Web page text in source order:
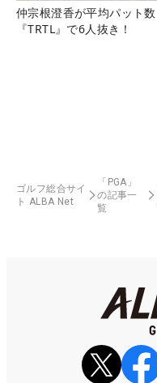
仲宗根澄香が平均パット数
『TRTL』で6人抜き！
ゴルフ総合サイ
ト ALBA Net
「PGA」
の記事一
覧